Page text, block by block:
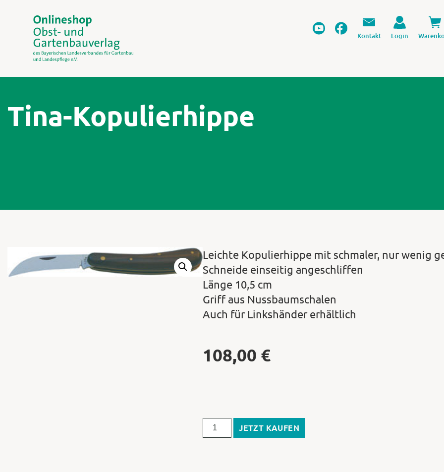
Kontakt Login
Tina-Kopulierhippe
Leichte Kopulierhippe mit schmaler, nur wenig
Schneide einseitig angeschliffen
Länge 10,5 cm
Griff aus Nussbaumschalen
Auch für Linkshänder erhältlich
108,00 €
JETZT KAUFEN